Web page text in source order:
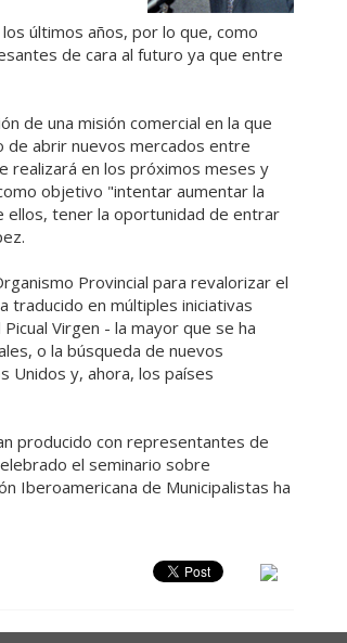
últimos años, por lo que, como
de cara al futuro ya que entre
de una misión comercial en la que
de abrir nuevos mercados entre
realizará en los próximos meses y
objetivo "intentar aumentar la
ellos, tener la oportunidad de entrar
Provincial para revalorizar el
traducido en múltiples iniciativas
Virgen - la mayor que se ha
o la búsqueda de nuevos
Unidos y, ahora, los países
producido con representantes de
el seminario sobre
Iberoamericana de Municipalistas ha